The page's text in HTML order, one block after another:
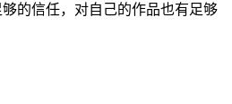
的信任，对自己的作品也有足够